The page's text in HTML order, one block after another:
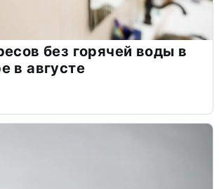
без горячей воды в
в августе